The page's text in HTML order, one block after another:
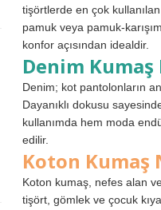
tişörtlerde en çok
pamuk veya pamuk-
konfor açısından idealdir.
Denim Kumaş
Denim; kot pantolonların
Dayanıklı dokusu
kullanımda hem moda
edilir.
Koton Kumaş
Koton kumaş, nefes alan
tişört, gömlek ve çocuk